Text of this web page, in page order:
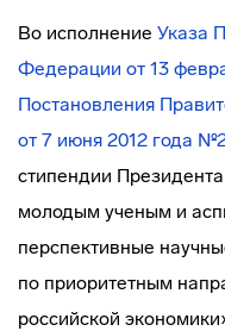
Во исполнение Указа
Федерации от 13
Постановления
от 7 июня 2012 года
стипендии
молодым ученым и
перспективные
по приоритетным
российской